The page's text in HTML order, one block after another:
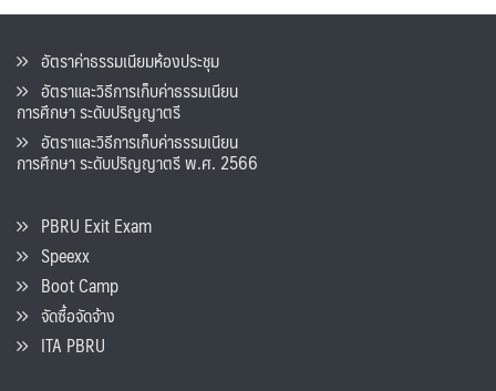
อัตราค่าธรรมเนียมห้องประชุม
อัตราและวิธีการเก็บค่าธรรมเนียน
การศึกษา ระดับปริญญาตรี
อัตราและวิธีการเก็บค่าธรรมเนียน
การศึกษา ระดับปริญญาตรี พ.ศ. 2566
PBRU Exit Exam
Speexx
Boot Camp
จัดซื้อจัดจ้าง
ITA PBRU